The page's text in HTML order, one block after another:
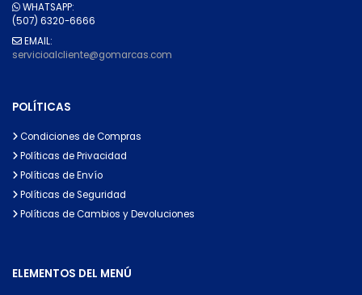
WHATSAPP:
(507) 6320-6666
EMAIL:
servicioalcliente@gomarcas.com
POLÍTICAS
Condiciones de Compras
Políticas de Privacidad
Políticas de Envío
Políticas de Seguridad
Políticas de Cambios y Devoluciones
ELEMENTOS DEL MENÚ